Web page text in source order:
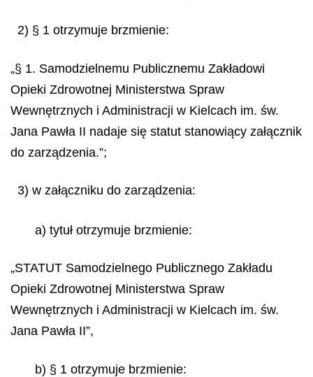
2) § 1 otrzymuje brzmienie:
„§ 1. Samodzielnemu Publicznemu Zakładowi
Opieki Zdrowotnej Ministerstwa Spraw
Wewnętrznych i Administracji w Kielcach im. św.
Jana Pawła II nadaje się statut stanowiący załącznik
do zarządzenia.”;
3) w załączniku do zarządzenia:
a) tytuł otrzymuje brzmienie:
„STATUT Samodzielnego Publicznego Zakładu
Opieki Zdrowotnej Ministerstwa Spraw
Wewnętrznych i Administracji w Kielcach im. św.
Jana Pawła II”,
b) § 1 otrzymuje brzmienie: